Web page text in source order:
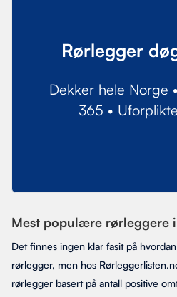
Rørlegger
Dekker hele Norge
365 •
Mest populære rørleggere
Det finnes ingen klar fasit på
rørlegger, men hos
rørlegger basert på antall positive